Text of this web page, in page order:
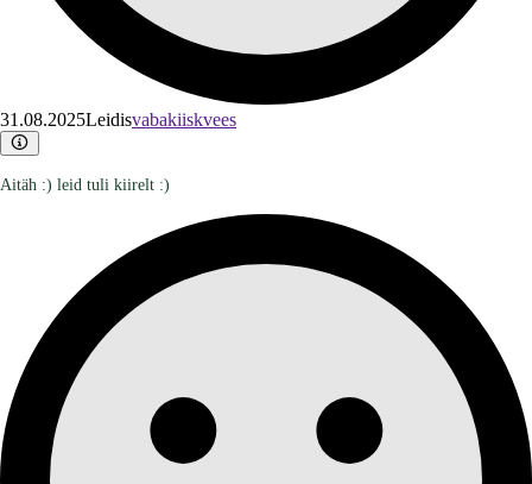
31.08.2025Leidisvabakiiskvees
Aitäh :) leid tuli kiirelt :)